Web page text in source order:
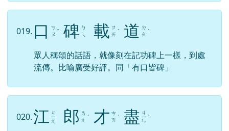
019. 口
ㄎ
ㄡ ˇ 碑 ㄅ
ㄟ
載 ㄗ
ㄞ ˋ 道 ㄉ
ㄠ ˋ
眾人稱頌的話語，就像刻在記功碑上一樣，到處
流傳。比喻廣受好評。同「有口皆碑」
020.江 ㄐ
ㄧ
ㄤ 郎 ㄌ
ㄤ ˊ 才 ㄘ
ㄞ ˊ 盡 ㄐ
ㄧ
ㄣ
ˋ